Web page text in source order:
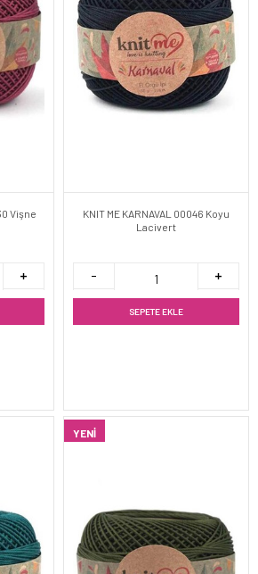
Vişne
KNIT ME KARNAVAL 00046 Koyu
Lacivert
SEPETE EKLE
YENI